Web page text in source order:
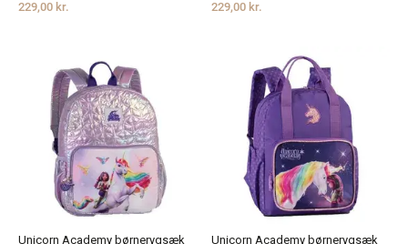
229,00 kr. 229,00 kr.
Unicorn Academy børnerygsæk
Unicorn Academy børnerygsæk